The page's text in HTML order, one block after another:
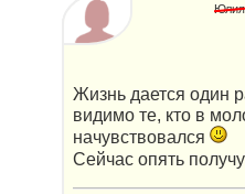
Юлия
Жизнь дается один
видимо те, кто в
начувствовался
Сейчас опять